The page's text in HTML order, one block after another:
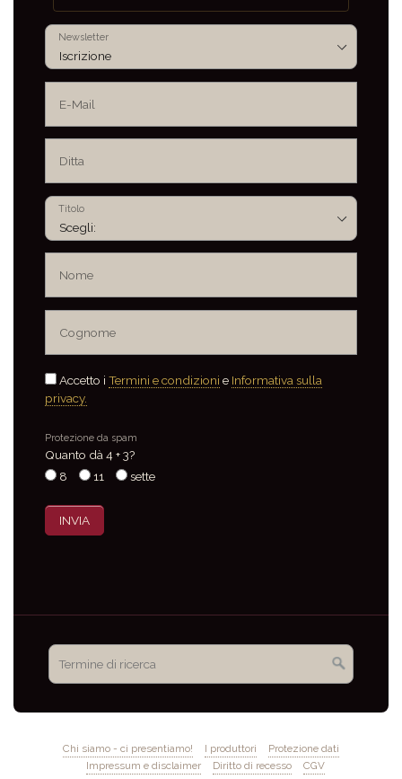
Newsletter
Titolo
Accetto iTermini e condizioni e Informativa sulla
privacy.
Protezione da spam
Quanto dà 4 + 3?
8
11 sette
Chi siamo - ci presentiamo! I produttori
Protezione dati
Impressum e disclaimer
Diritto di recesso CGV